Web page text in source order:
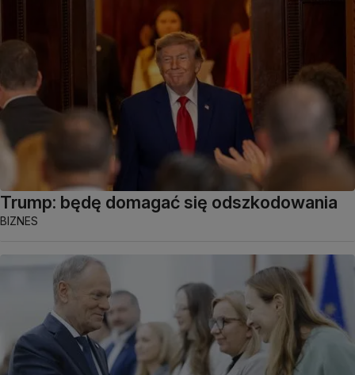
Trump: będę domagać się odszkodowania
BIZNES